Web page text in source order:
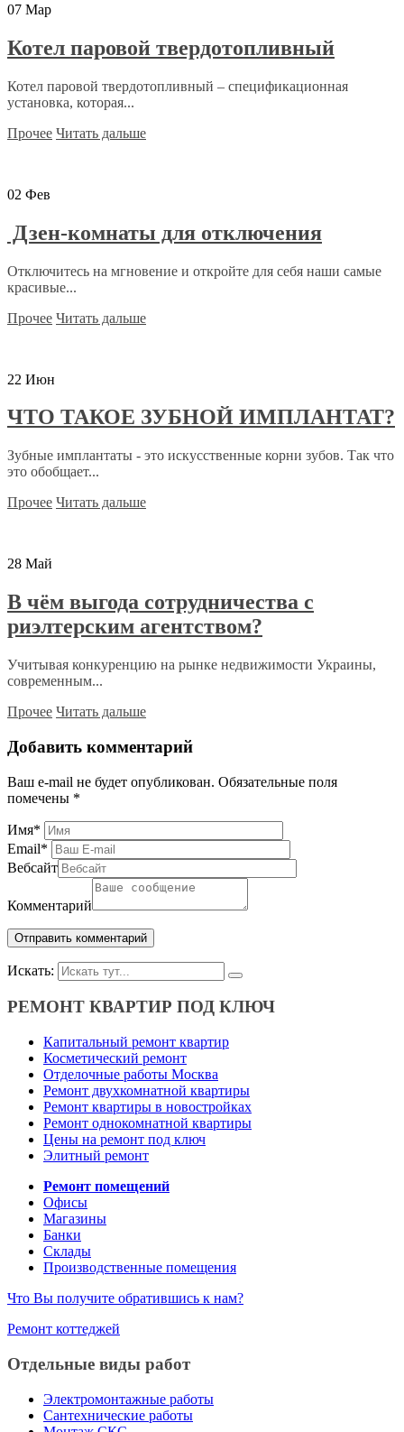
07 Мар
Котел паровой твердотопливный
Котел паровой твердотопливный – спецификационная
установка, которая...
Прочее Читать дальше
02 Фев
Дзен-комнаты для отключения
Отключитесь на мгновение и откройте для себя наши самые
красивые...
Прочее Читать дальше
22 Июн
ЧТО ТАКОЕ ЗУБНОЙ ИМПЛАНТАТ?
Зубные имплантаты - это искусственные корни зубов. Так что
это обобщает...
Прочее Читать дальше
28 Май
В чём выгода сотрудничества с
риэлтерским агентством?
Учитывая конкуренцию на рынке недвижимости Украины,
современным...
Прочее Читать дальше
Добавить комментарий
Ваш e-mail не будет опубликован. Обязательные поля
помечены *
Имя*
Email*
Вебсайт
Комментарий
Искать:
РЕМОНТ КВАРТИР ПОД КЛЮЧ
Капитальный ремонт квартир
Косметический ремонт
Отделочные работы Москва
Ремонт двухкомнатной квартиры
Ремонт квартиры в новостройках
Ремонт однокомнатной квартиры
Цены на ремонт под ключ
Элитный ремонт
Ремонт помещений
Офисы
Магазины
Банки
Склады
Производственные помещения
Что Вы получите обратившись к нам?
Ремонт коттеджей
Отдельные виды работ
Электромонтажные работы
Сантехнические работы